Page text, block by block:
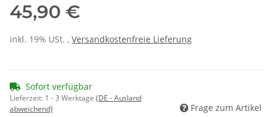
45,90 €
inkl. 19% USt. , Versandkostenfreie Lieferung
Sofort verfügbar
Lieferzeit: 1 - 3 Werktage (DE - Ausland
abweichend)
Frage zum Artikel